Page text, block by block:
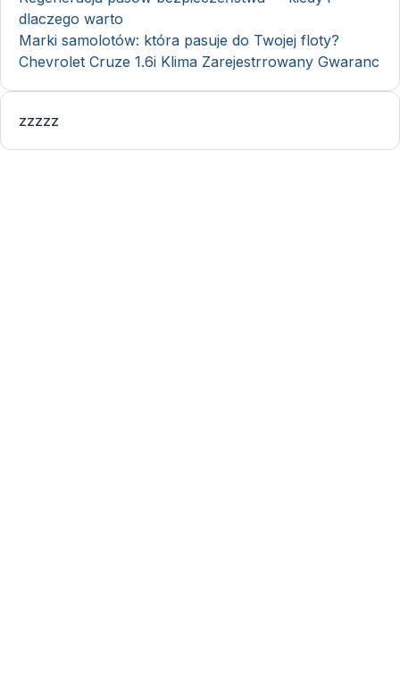
dlaczego warto
Marki samolotów: która pasuje do Twojej floty?
Chevrolet Cruze 1.6i Klima Zarejestrrowany Gwaranc
zzzzz